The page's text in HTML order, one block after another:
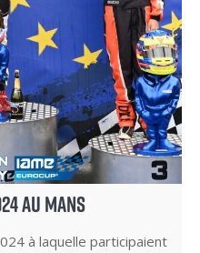
AU MANS
à laquelle participaient